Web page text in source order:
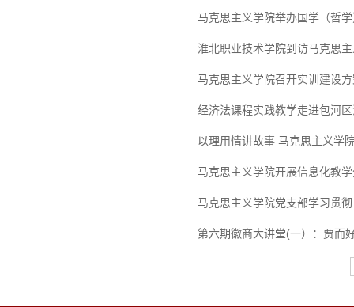
马克思主义学院举办国学（哲
淮北职业技术学院到访马克思
马克思主义学院召开实训建设
经济法课程实践教学走进包河
以理用情讲故事 马克思主义学
马克思主义学院开展信息化教
马克思主义学院党支部学习贯
第六期徽商大讲堂(一）：贾而